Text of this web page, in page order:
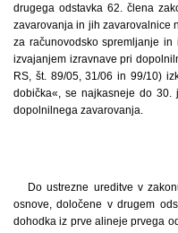
drugega odstavka 62. člena
zavarovanja in jih zavarovalnice
za računovodsko spremljanje
izvajanjem izravnave pri
RS, št. 89/05, 31/06 in 99/10)
dobička«, se najkasneje do
dopolnilnega zavarovanja.
Do ustrezne ureditve v
osnove, določene v drugem
dohodka iz prve alineje prvega